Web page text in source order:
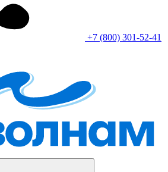
+7 (800) 301-52-41